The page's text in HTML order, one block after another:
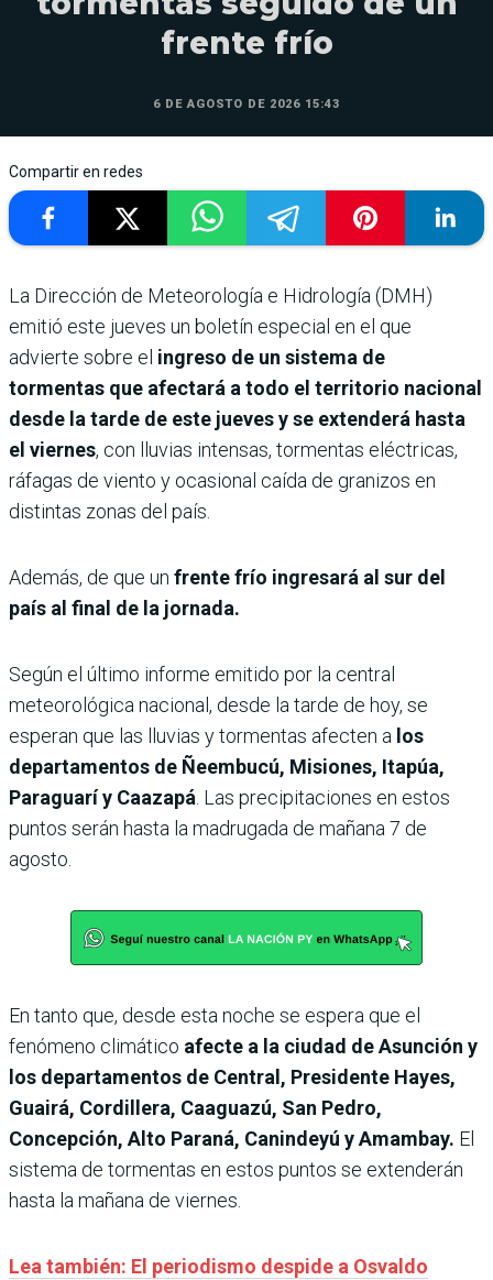
frente frío
6 DE AGOSTO DE 2026 15:43
Compartir en redes
La Dirección de Meteorología e Hidrología (DMH)
emitió este jueves un boletín especial en el que
advierte sobre el ingreso de un sistema de
tormentas que afectará a todo el territorio nacional
desde la tarde de este jueves y se extenderá hasta
el viernes, con lluvias intensas, tormentas eléctricas,
ráfagas de viento y ocasional caída de granizos en
distintas zonas del país.
Además, de que un frente frío ingresará al sur del
país al final de la jornada.
Según el último informe emitido por la central
meteorológica nacional, desde la tarde de hoy, se
esperan que las lluvias y tormentas afecten a los
departamentos de Ñeembucú, Misiones, Itapúa,
Paraguarí y Caazapá. Las precipitaciones en estos
puntos serán hasta la madrugada de mañana 7 de
agosto.
En tanto que, desde esta noche se espera que el
fenómeno climático afecte a la ciudad de Asunción y
los departamentos de Central, Presidente Hayes,
Guairá, Cordillera, Caaguazú, San Pedro,
Concepción, Alto Paraná, Canindeyú y Amambay. El
sistema de tormentas en estos puntos se extenderán
hasta la mañana de viernes.
Lea también: El periodismo despide a Osvaldo